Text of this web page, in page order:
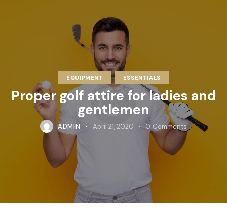
EQUIPMENT ESSENTIALS
Proper golf attire for ladies and
gentlemen
ADMIN April 21, 2020 0 Comments